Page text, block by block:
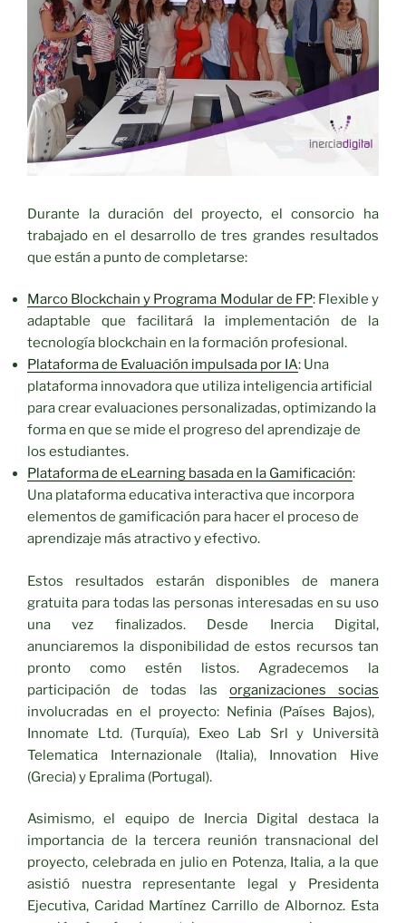
Durante la duración del proyecto, el consorcio ha
trabajado en el desarrollo de tres grandes resultados
que están a punto de completarse:
Marco Blockchain y Programa Modular de FP: Flexible y
adaptable que facilitará la implementación de la
tecnología blockchain en la formación profesional.
Plataforma de Evaluación impulsada por IA: Una
plataforma innovadora que utiliza inteligencia artificial
para crear evaluaciones personalizadas, optimizando la
forma en que se mide el progreso del aprendizaje de
los estudiantes.
Plataforma de eLearning basada en la Gamificación:
Una plataforma educativa interactiva que incorpora
elementos de gamificación para hacer el proceso de
aprendizaje más atractivo y efectivo.
Estos resultados estarán disponibles de manera
gratuita para todas las personas interesadas en su uso
una vez finalizados. Desde Inercia Digital,
anunciaremos la disponibilidad de estos recursos tan
pronto como estén listos. Agradecemos la
participación de todas las organizaciones socias
involucradas en el proyecto: Nefinia (Países Bajos),
Innomate Ltd. (Turquía), Exeo Lab Srl y Università
Telematica Internazionale (Italia), Innovation Hive
(Grecia) y Epralima (Portugal).
Asimismo, el equipo de Inercia Digital destaca la
importancia de la tercera reunión transnacional del
proyecto, celebrada en julio en Potenza, Italia, a la que
asistió nuestra representante legal y Presidenta
Ejecutiva, Caridad Martínez Carrillo de Albornoz. Esta